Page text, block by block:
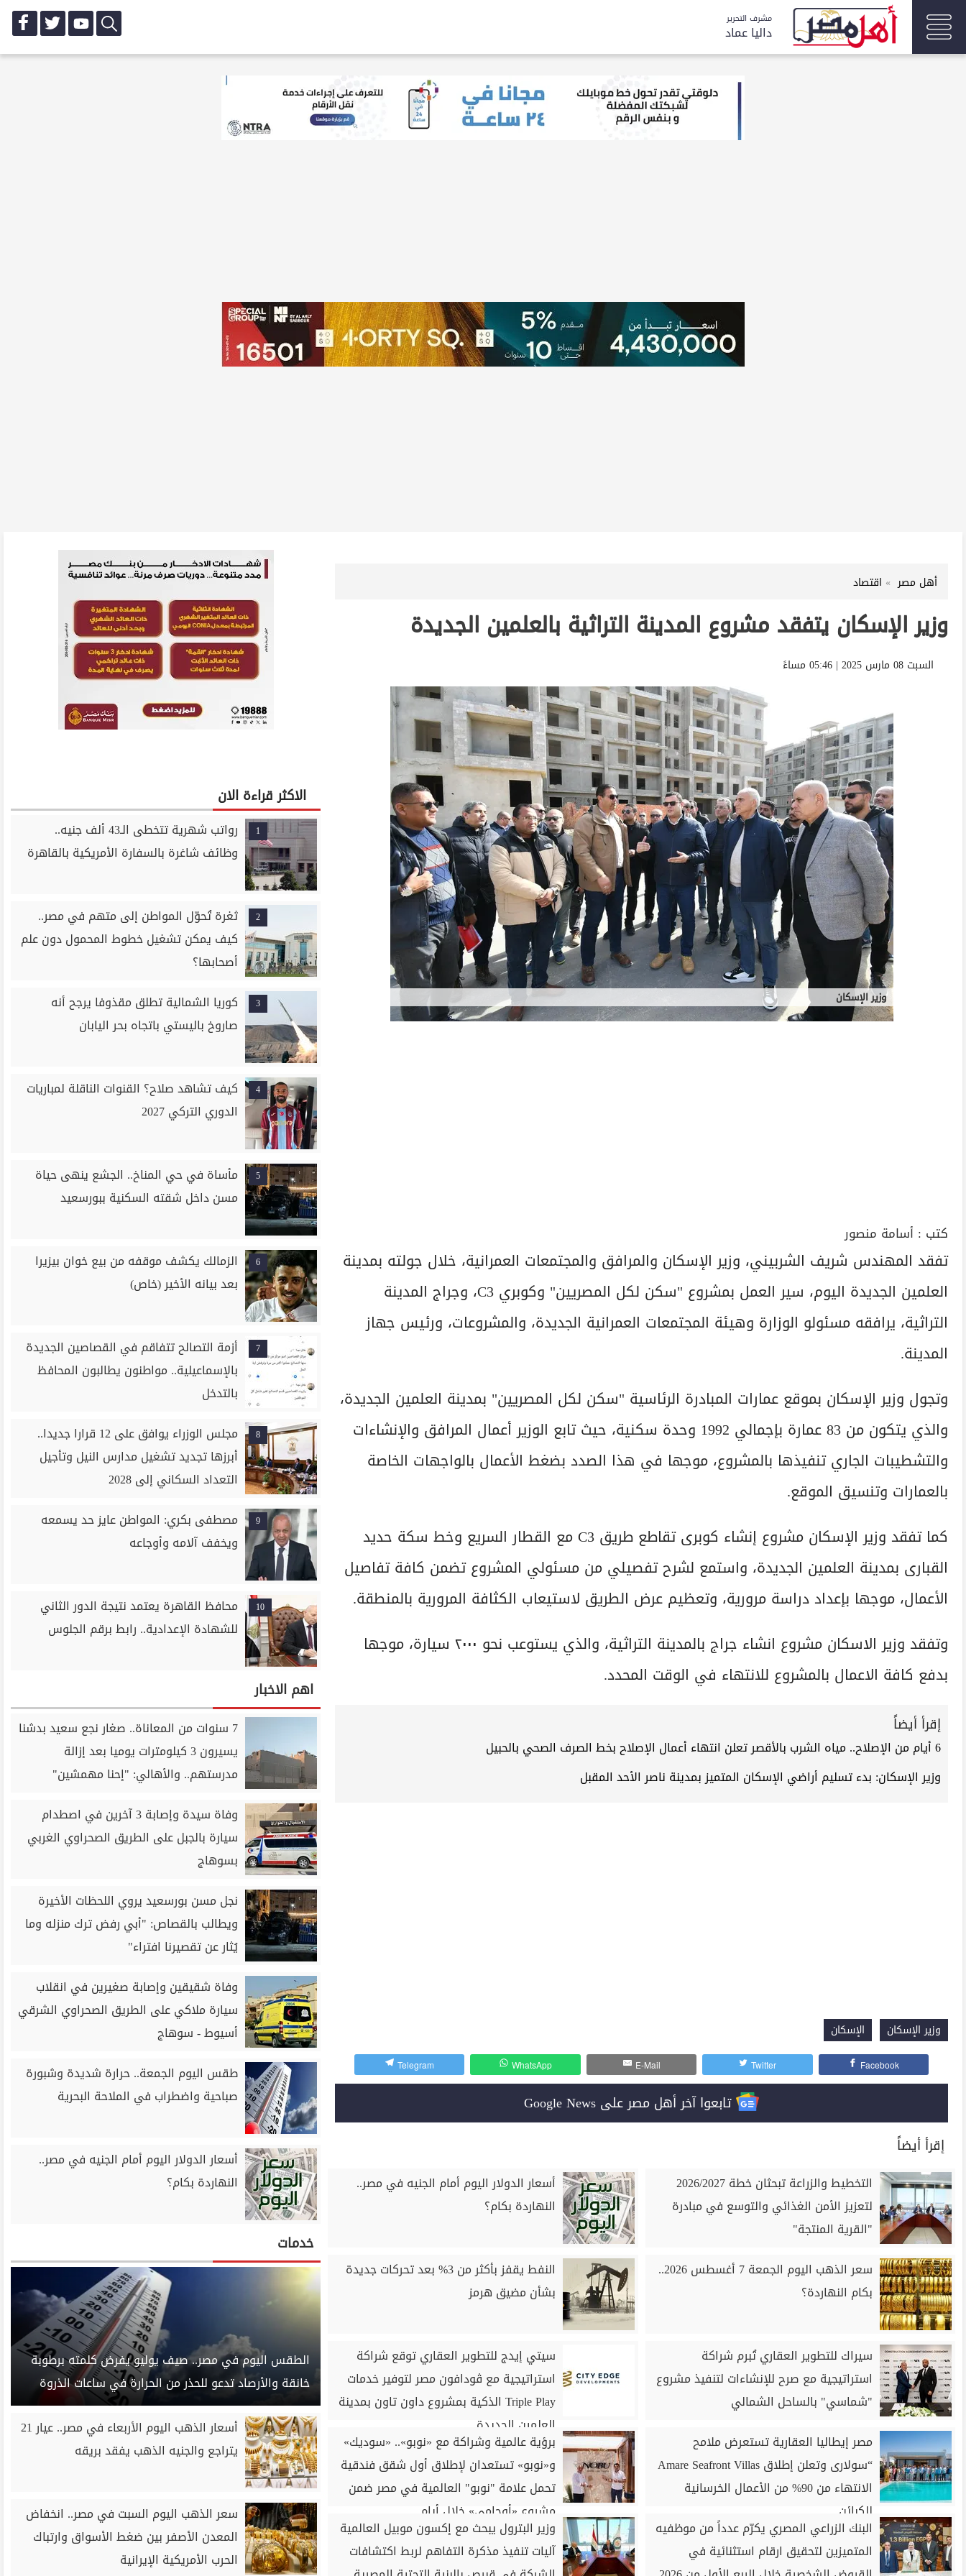
مشرف التحرير
داليا عماد
أهل مصر اقتصاد
وزير الإسكان يتفقد مشروع المدينة التراثية بالعلمين الجديدة
السبت 08 مارس 2025 | 05:46 مساءً
وزير الإسكان
كتب : أسامة منصور
تفقد المهندس شريف الشربيني، وزير الإسكان والمرافق والمجتمعات العمرانية، خلال جولته بمدينة
العلمين الجديدة اليوم، سير العمل بمشروع "سكن لكل المصريين" وكوبري C3، وجراج المدينة
التراثية، يرافقه مسئولو الوزارة وهيئة المجتمعات العمرانية الجديدة، والمشروعات، ورئيس جهاز
المدينة.
وتجول وزير الإسكان بموقع عمارات المبادرة الرئاسية "سكن لكل المصريين" بمدينة العلمين الجديدة،
والذي يتكون من 83 عمارة بإجمالي 1992 وحدة سكنية، حيث تابع الوزير أعمال المرافق والإنشاءات
والتشطيبات الجاري تنفيذها بالمشروع، موجها في هذا الصدد بضغط الأعمال بالواجهات الخاصة
بالعمارات وتنسيق الموقع.
كما تفقد وزير الإسكان مشروع إنشاء كوبرى تقاطع طريق C3 مع القطار السريع وخط سكة حديد
القبارى بمدينة العلمين الجديدة، واستمع لشرح تفصيلي من مسئولي المشروع تضمن كافة تفاصيل
الأعمال، موجها بإعداد دراسة مرورية، وتعظيم عرض الطريق لاستيعاب الكثافة المرورية بالمنطقة.
وتفقد وزير الاسكان مشروع انشاء جراج بالمدينة التراثية، والذي يستوعب نحو ٢٠٠٠ سيارة، موجها
بدفع كافة الاعمال بالمشروع للانتهاء في الوقت المحدد.
إقرأ أيضاً
6 أيام من الإصلاح.. مياه الشرب بالأقصر تعلن انتهاء أعمال الإصلاح بخط الصرف الصحي بالحبيل
وزير الإسكان: بدء تسليم أراضي الإسكان المتميز بمدينة ناصر الأحد المقبل
وزير الإسكان الإسكان
Facebook
Twitter
E-Mail
WhatsApp
Telegram
تابعوا آخر أهل مصر على Google News
إقرأ أيضاً
التخطيط والزراعة تبحثان خطة 2026/2027
لتعزيز الأمن الغذائي والتوسع في مبادرة
"القرية المنتجة"
أسعار الدولار اليوم أمام الجنيه في مصر..
النهاردة بكام؟
سعر الذهب اليوم الجمعة 7 أغسطس 2026..
بكام النهاردة؟
النفط يقفز بأكثر من 3% بعد تحركات جديدة
بشأن مضيق هرمز
سيراك للتطوير العقاري تُبرم شراكة
استراتيجية مع صرح للإنشاءات لتنفيذ مشروع
"شماسي" بالساحل الشمالي
سيتي إيدج للتطوير العقاري توقع شراكة
استراتيجية مع ڤودافون مصر لتوفير خدمات
Triple Play الذكية بمشروع داون تاون بمدينة
العلمين الجديدة
مصر إيطاليا العقارية تستعرض ملامح
“سولارى وتعلن إطلاق Amare Seafront Villas
الانتهاء من 90% من الأعمال الخرسانية
للكبائن
برؤية عالمية وشراكة مع «نوبو».. «سوديك»
و«نوبو» تستعدان لإطلاق أول شقق فندقية
تحمل علامة "نوبو" العالمية في مصر ضمن
مشروع «أوجامي» خلال أيام
البنك الزراعي المصري يكرّم عدداً من موظفيه
المتميزين لتحقيق ارقام استثنائية في
وزير البترول يبحث مع إكسون موبيل العالمية
آليات تنفيذ مذكرة التفاهم لربط اكتشافات
الاكثر قراءة الان
1
رواتب شهرية تتخطى الـ43 ألف جنيه..
وظائف شاغرة بالسفارة الأمريكية بالقاهرة
2
ثغرة تُحوّل المواطن إلى متهم في مصر..
كيف يمكن تشغيل خطوط المحمول دون علم
أصحابها؟
3
كوريا الشمالية تطلق مقذوفا يرجح أنه
صاروخ باليستي باتجاه بحر اليابان
4
كيف تشاهد صلاح؟ القنوات الناقلة لمباريات
الدوري التركي 2027
5
مأساة في حي المناخ.. الجشع ينهى حياة
مسن داخل شقته السكنية ببورسعيد
6
الزمالك يكشف موقفه من بيع خوان بيزيرا
بعد بيانه الأخير (خاص)
7
أزمة التصالح تتفاقم في القصاصين الجديدة
بالإسماعيلية.. مواطنون يطالبون المحافظ
بالتدخل
8
مجلس الوزراء يوافق على 12 قرارا جديدا..
أبرزها تجديد تشغيل مدارس النيل وتأجيل
التعداد السكاني إلى 2028
9
مصطفى بكري: المواطن عايز حد يسمعه
ويخفف آلامه وأوجاعه
10
محافظ القاهرة يعتمد نتيجة الدور الثاني
للشهادة الإعدادية.. رابط برقم الجلوس
اهم الاخبار
7 سنوات من المعاناة.. صغار نجع سعيد بدشنا
يسيرون 3 كيلومترات يوميا بعد إزالة
مدرستهم.. والأهالي: "إحنا مهمشين"
وفاة سيدة وإصابة 3 آخرين في اصطدام
سيارة بالجبل على الطريق الصحراوي الغربي
بسوهاج
نجل مسن بورسعيد يروي اللحظات الأخيرة
ويطالب بالقصاص: "أبي رفض ترك منزله وما
يُثار عن تقصيرنا افتراء"
وفاة شقيقين وإصابة صغيرين في انقلاب
سيارة ملاكي على الطريق الصحراوي الشرقي
أسيوط - سوهاج
طقس اليوم الجمعة.. حرارة شديدة وشبورة
صباحية واضطراب في الملاحة البحرية
أسعار الدولار اليوم أمام الجنيه في مصر..
النهاردة بكام؟
خدمات
الطقس اليوم في مصر.. صيف يوليو يفرض كلمته برطوبة
خانقة والأرصاد تدعو للحذر من الحرارة في ساعات الذروة
أسعار الذهب اليوم الأربعاء في مصر.. عيار 21
يتراجع والجنيه الذهب يفقد بريقه
سعر الذهب اليوم السبت في مصر.. انخفاض
المعدن الأصفر بين ضغط الأسواق وارتباك
الحرب الأمريكية الإيرانية